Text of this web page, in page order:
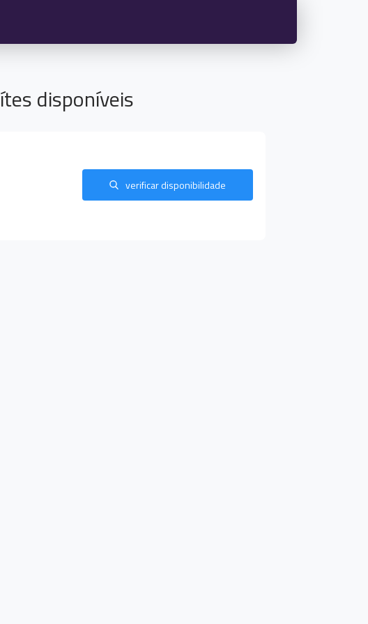
disponíveis
verificar disponibilidade